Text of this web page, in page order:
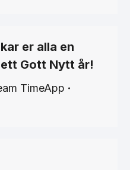
er alla en
Gott Nytt år!
TimeApp